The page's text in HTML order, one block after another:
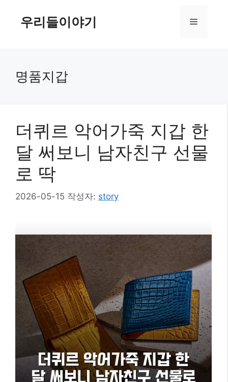
우리들이야기 메
명품지갑
더퀴르 악어가죽 지갑 한
달 써보니 남자친구 선물
로 딱
2026-05-15 작성자: story